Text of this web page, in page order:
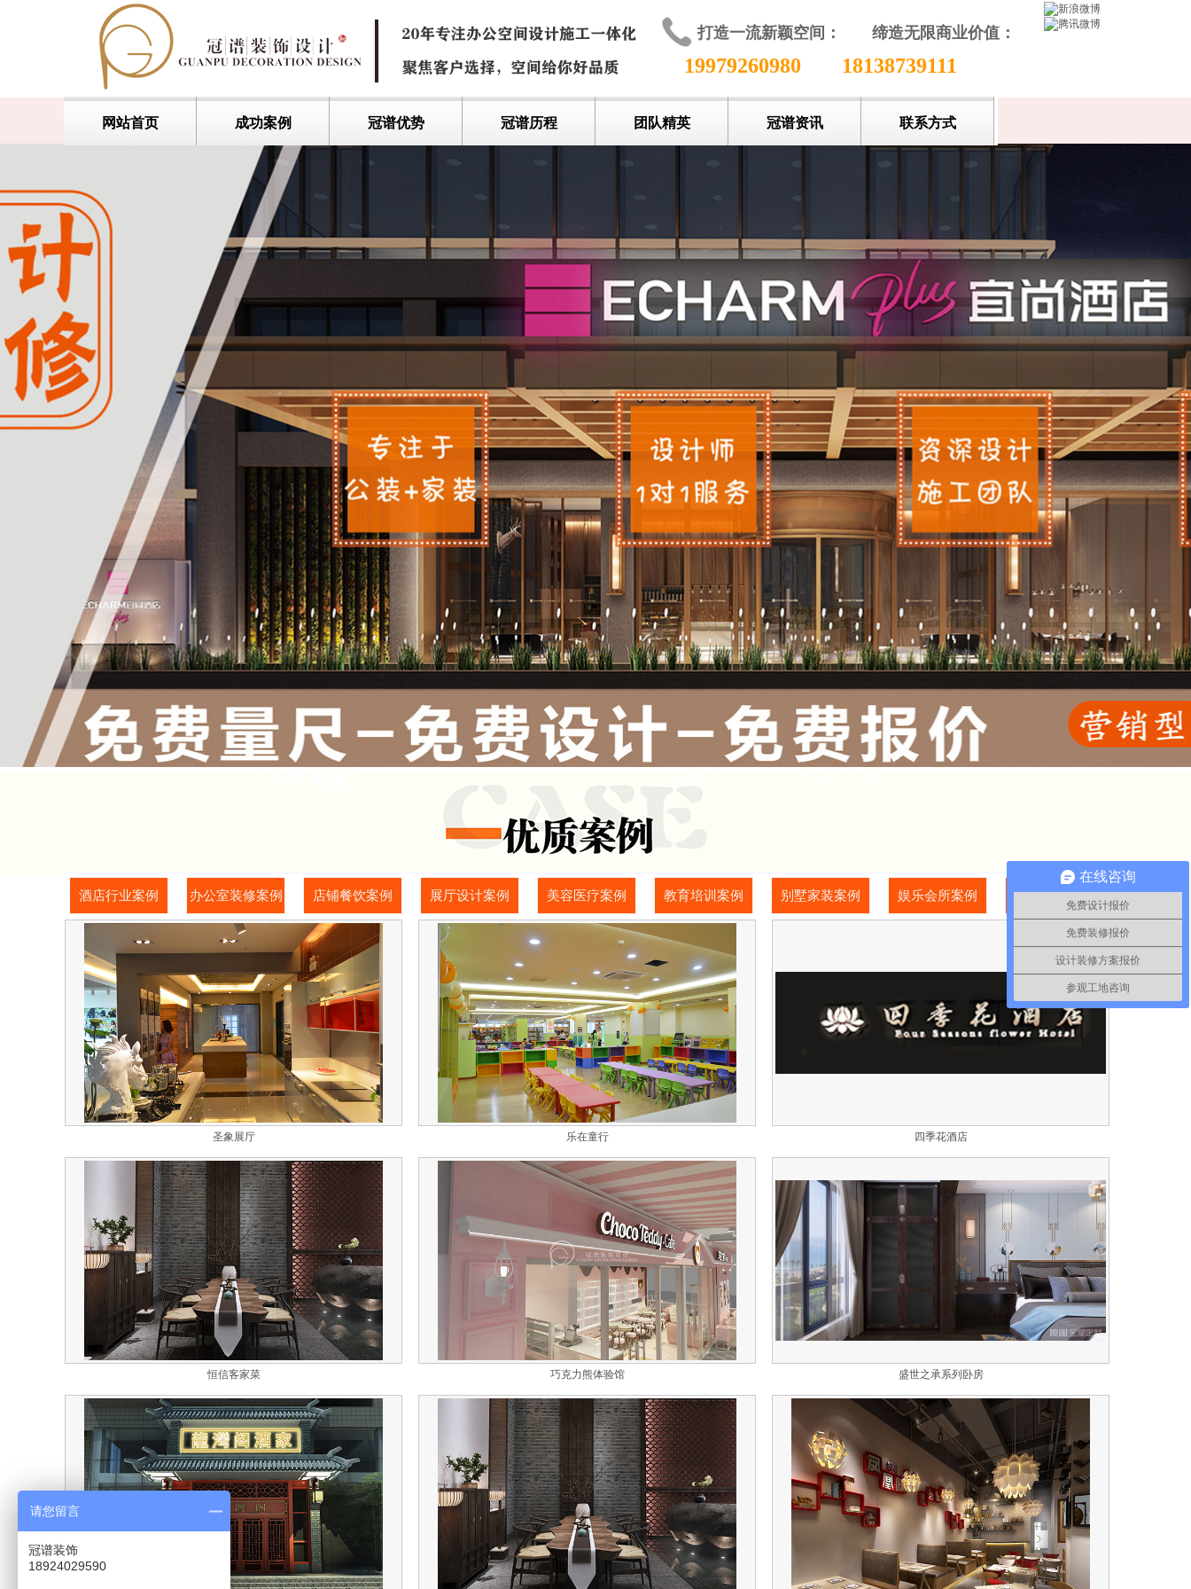
打造一流新颖空间： 缔造无限商业价值 ：
19979260980 18138739111
网站首页 成功案例 冠谱优势 冠谱历程 团队精英 冠谱资讯 联系方式
圣象展厅 乐在童行 四季花酒店
恒信客家菜 巧克力熊体验馆 盛世之承系列卧房
酒店行业案例 办公室装修案例 店铺餐饮案例 展厅设计案例 美容医疗案例 教育培训案例 别墅家装案例 娱乐会所案例 其他行业案例
在线咨询
免费设计报价
免费装修报价
设计装修方案报价
参观工地咨询
请您留言
冠谱装饰
18924029590